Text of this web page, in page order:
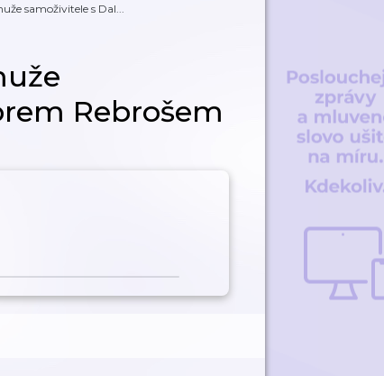
samoživitele s Dal...
Rebrošem